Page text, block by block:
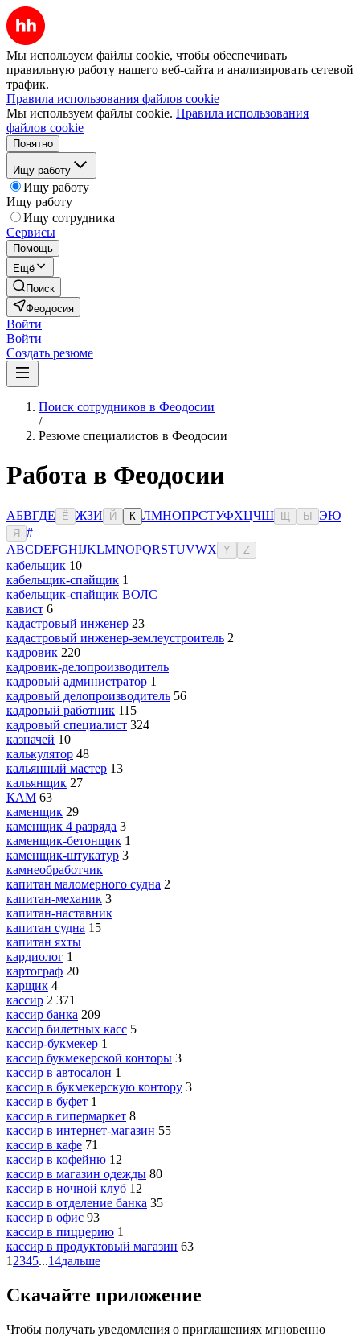
Мы используем файлы cookie, чтобы обеспечивать
правильную работу нашего веб-сайта и анализировать сетевой
трафик.
Правила использования файлов cookie
Мы используем файлы cookie. Правила использования
файлов cookie
Понятно
Ищу работу
Ищу работу
Ищу работу
Ищу сотрудника
Сервисы
Помощь
Ещё
Поиск
Феодосия
Войти
Войти
Создать резюме
Поиск сотрудников в Феодосии
/
Резюме специалистов в Феодосии
Работа в Феодосии
АБВГДЕ Ё ЖЗИ Й К ЛМНОПРСТУФХЦЧШ Ы ЭЮ
Я
#
ABCDEFGHIJKLMNOPQRSTUVWX Y Z
кабельщик 10
кабельщик-спайщик 1
кабельщик-спайщик ВОЛС
кавист 6
кадастровый инженер 23
кадастровый инженер-землеустроитель 2
кадровик 220
кадровик-делопроизводитель
кадровый администратор 1
кадровый делопроизводитель 56
кадровый работник 115
кадровый специалист 324
казначей 10
калькулятор 48
кальянный мастер 13
кальянщик 27
КАМ 63
каменщик 29
каменщик 4 разряда 3
каменщик-бетонщик 1
каменщик-штукатур 3
камнеобработчик
капитан маломерного судна 2
капитан-механик 3
капитан-наставник
капитан судна 15
капитан яхты
кардиолог 1
картограф 20
карщик 4
кассир 2 371
кассир банка 209
кассир билетных касс 5
кассир-букмекер 1
кассир букмекерской конторы 3
кассир в автосалон 1
кассир в букмекерскую контору 3
кассир в буфет 1
кассир в гипермаркет 8
кассир в интернет-магазин 55
кассир в кафе 71
кассир в кофейню 12
кассир в магазин одежды 80
кассир в ночной клуб 12
кассир в отделение банка 35
кассир в офис 93
кассир в пиццерию 1
кассир в продуктовый магазин 63
1 2345...14дальше
Скачайте приложение
Чтобы получать уведомления о приглашениях мгновенно